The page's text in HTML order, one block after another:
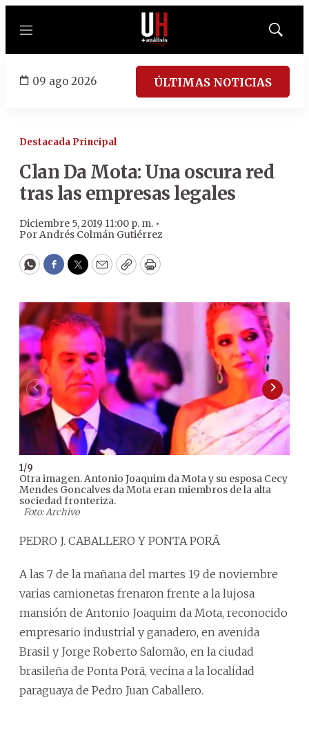
Menú
Mostrar
09 ago 2026 ÚLTIMAS NOTICIAS
Destacada Principal
Clan Da Mota: Una oscura red
tras las empresas legales
Diciembre 5, 2019 11:00 p. m. •
PorAndrés Colmán Gutiérrez
WhatsApp
Facebook
Twitter
EmailCopyPrint
1/9
Otra imagen. Antonio Joaquim da Mota y su esposa Cecy
Mendes Goncalves da Mota eran miembros de la alta
sociedad fronteriza.
Foto: Archivo
PEDRO J. CABALLERO Y PONTA PORÃ
A las 7 de la mañana del martes 19 de noviembre
varias camionetas frenaron frente a la lujosa
mansión de Antonio Joaquim da Mota, reconocido
empresario industrial y ganadero, en avenida
Brasil y Jorge Roberto Salomão, en la ciudad
brasileña de Ponta Porã, vecina a la localidad
paraguaya de Pedro Juan Caballero.